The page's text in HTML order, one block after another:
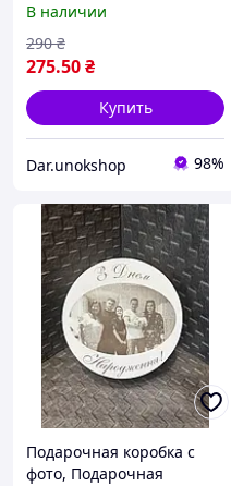
мужчины, Подарочная
коробка,
В наличии
275.50₴
290 ₴
Купить
Dar.unokshop 98%
Подарочная коробка с
фото, Подарочная